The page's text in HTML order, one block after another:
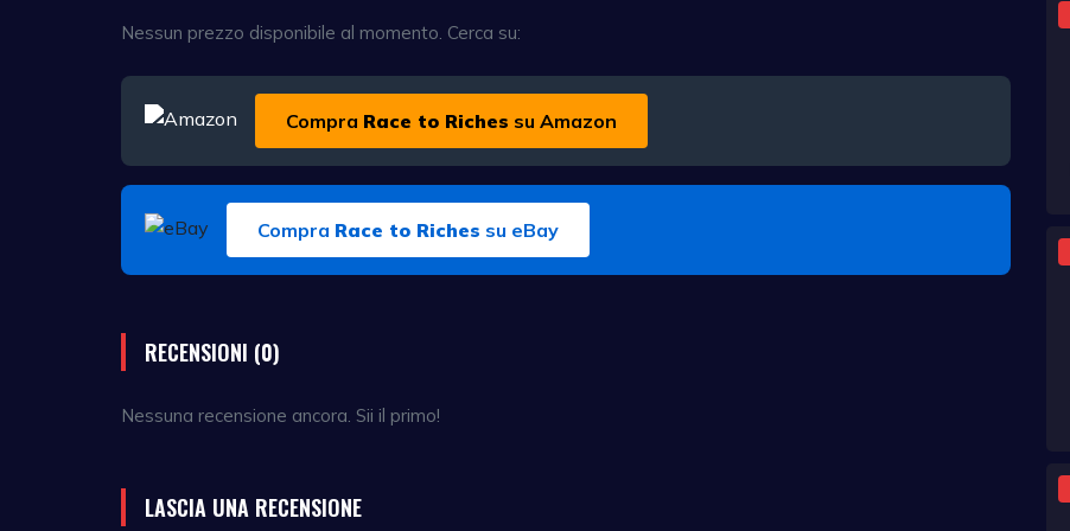
Nessun prezzo disponibile al momento. Cerca su:
Compra Race to Riches su Amazon
Compra Race to Riches su eBay
RECENSIONI (0)
Nessuna recensione ancora. Sii il primo!
LASCIA UNA RECENSIONE